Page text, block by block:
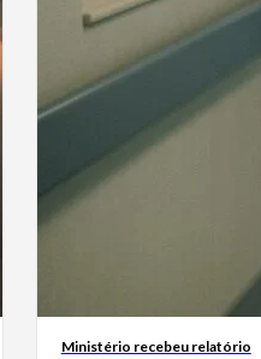
Ministério recebeu relatório